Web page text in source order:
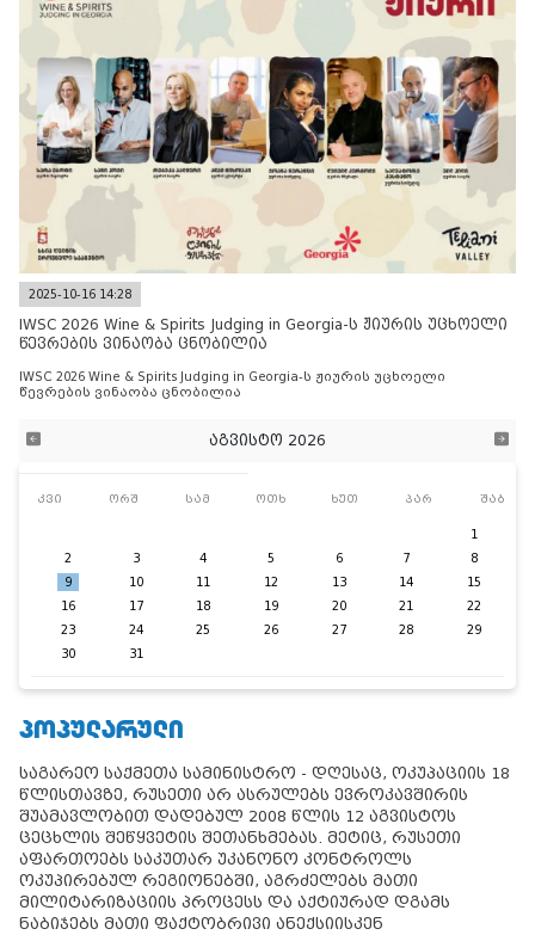
2025-10-16 14:28
IWSC 2026 Wine & Spirits Judging in Georgia-ს ჟიურის უცხოელი
წევრების ვინაობა ცნობილია
IWSC 2026 Wine & Spirits Judging in Georgia-ს ჟიურის უცხოელი
წევრების ვინაობა ცნობილია
აგვისტო 2026
კვი ორშ სამ ოთხ ხუთ პარ შაბ
1
2
3 4 5 6 7
8
9
10 11 12 13 14
15
16
17 18 19 20 21
22
23
24 25 26 27 28
29
30
31
ᲞᲝᲞᲣᲚᲐᲠᲣᲚᲘ
საგარეო საქმეთა სამინისტრო - დღესაც, ოკუპაციის 18
წლისთავზე, რუსეთი არ ასრულებს ევროკავშირის
შუამავლობით დადებულ 2008 წლის 12 აგვისტოს
ცეცხლის შეწყვეტის შეთანხმებას. მეტიც, რუსეთი
აფართოებს საკუთარ უკანონო კონტროლს
ოკუპირებულ რეგიონებში, აგრძელებს მათი
მილიტარიზაციის პროცესს და აქტიურად დგამს
ნაბიჯებს მათი ფაქტობრივი ანექსიისკენ